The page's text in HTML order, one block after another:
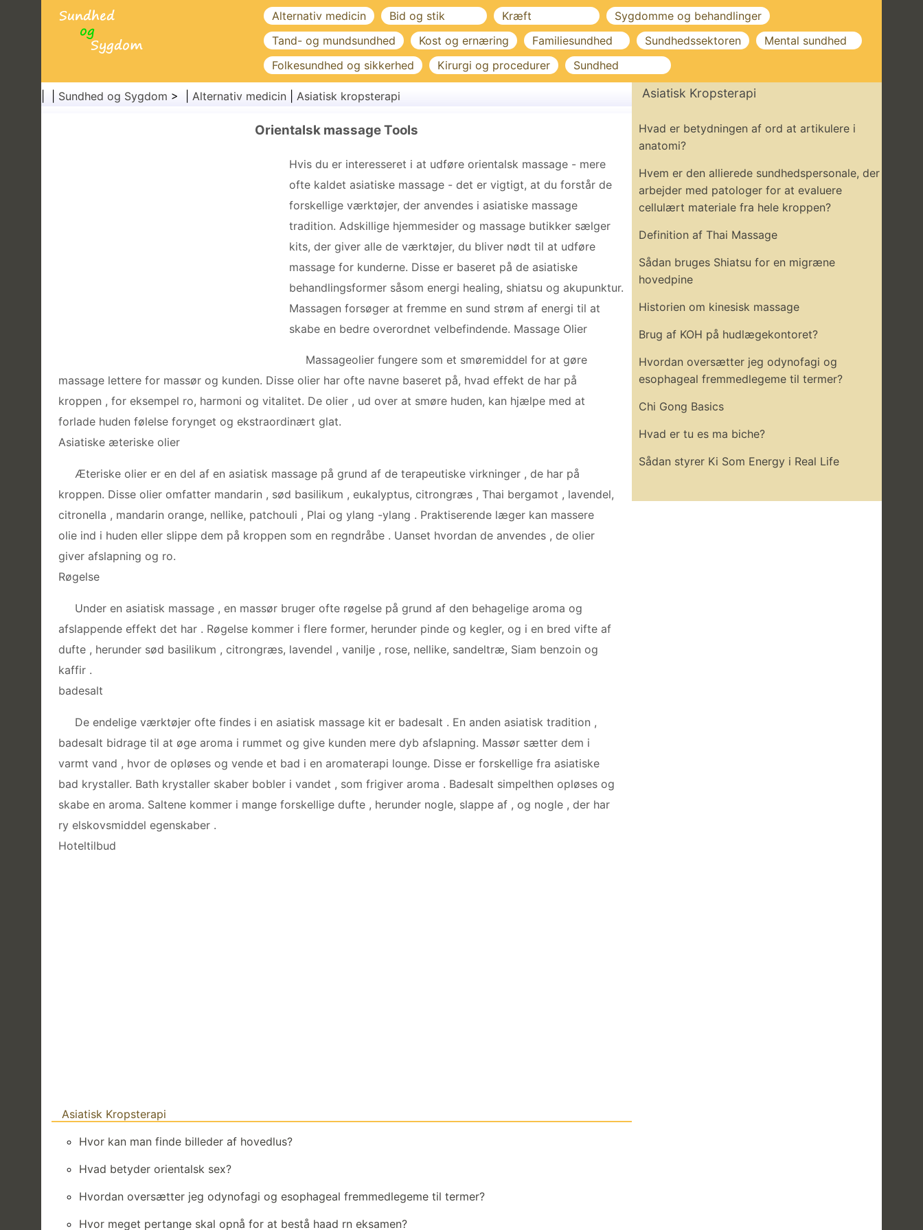
Alternativ medicin Bid og stik Kræft
Sygdomme og behandlinger
Tand- og mundsundhed
Kost og ernæring Familiesundhed Sundhedssektoren
Mental sundhed
Folkesundhed og sikkerhed
Kirurgi og procedurer Sundhed
Sundhed og Sygdom > | Alternativ medicin Asiatisk kropsterapi
Orientalsk massage Tools
Hvis du er interesseret i at udføre orientalsk massage - mere
ofte kaldet asiatiske massage - det er vigtigt, at du forstår de
forskellige værktøjer, der anvendes i asiatiske massage
tradition. Adskillige hjemmesider og massage butikker sælger
kits, der giver alle de værktøjer, du bliver nødt til at udføre
massage for kunderne. Disse er baseret på de asiatiske
behandlingsformer såsom energi healing, shiatsu og akupunktur.
Massagen forsøger at fremme en sund strøm af energi til at
skabe en bedre overordnet velbefindende. Massage Olier
Massageolier fungere som et smøremiddel for at gøre
massage lettere for massør og kunden. Disse olier har ofte navne baseret på, hvad effekt de har på
kroppen , for eksempel ro, harmoni og vitalitet. De olier , ud over at smøre huden, kan hjælpe med at
forlade huden følelse forynget og ekstraordinært glat.
Asiatiske æteriske olier
Æteriske olier er en del af en asiatisk massage på grund af de terapeutiske virkninger , de har på
kroppen. Disse olier omfatter mandarin , sød basilikum , eukalyptus, citrongræs , Thai bergamot , lavendel,
citronella , mandarin orange, nellike, patchouli , Plai og ylang -ylang . Praktiserende læger kan massere
olie ind i huden eller slippe dem på kroppen som en regndråbe . Uanset hvordan de anvendes , de olier
giver afslapning og ro.
Røgelse
Under en asiatisk massage , en massør bruger ofte røgelse på grund af den behagelige aroma og
afslappende effekt det har . Røgelse kommer i flere former, herunder pinde og kegler, og i en bred vifte af
dufte , herunder sød basilikum , citrongræs, lavendel , vanilje , rose, nellike, sandeltræ, Siam benzoin og
kaffir .
badesalt
De endelige værktøjer ofte findes i en asiatisk massage kit er badesalt . En anden asiatisk tradition ,
badesalt bidrage til at øge aroma i rummet og give kunden mere dyb afslapning. Massør sætter dem i
varmt vand , hvor de opløses og vende et bad i en aromaterapi lounge. Disse er forskellige fra asiatiske
bad krystaller. Bath krystaller skaber bobler i vandet , som frigiver aroma . Badesalt simpelthen opløses og
skabe en aroma. Saltene kommer i mange forskellige dufte , herunder nogle, slappe af , og nogle , der har
ry elskovsmiddel egenskaber .
Hoteltilbud
Asiatisk Kropsterapi
Hvor kan man finde billeder af hovedlus?
Hvad betyder orientalsk sex?
Hvordan oversætter jeg odynofagi og esophageal fremmedlegeme til termer?
Hvor meget pertange skal opnå for at bestå haad rn eksamen?
Asiatisk Kropsterapi
Hvad er betydningen af ​​ord at artikulere i
anatomi?
Hvem er den allierede sundhedspersonale, der
arbejder med patologer for at evaluere
cellulært materiale fra hele kroppen?
Definition af Thai Massage
Sådan bruges Shiatsu for en migræne
hovedpine
Historien om kinesisk massage
Brug af KOH på hudlægekontoret?
Hvordan oversætter jeg odynofagi og
esophageal fremmedlegeme til termer?
Chi Gong Basics
Hvad er tu es ma biche?
Sådan styrer Ki Som Energy i Real Life